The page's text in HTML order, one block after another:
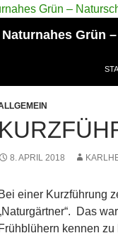
Grün
8. APRIL 2018
Bei einer Kurzführung
Das
Frühblühern kennen